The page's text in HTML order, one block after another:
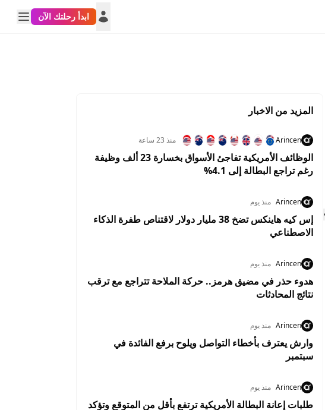
ابدأ رحلتك الآن
المزيد من الاخبار
Arincen منذ 23 ساعة
الوظائف الأمريكية تفاجئ الأسواق بخسارة 23 ألف وظيفة
رغم تراجع البطالة إلى 4.1%
Arincen منذ يوم
إس كيه هاينكس تضخ 38 مليار دولار لاقتناص طفرة الذكاء
الاصطناعي
Arincen منذ يوم
هدوء حذر في مضيق هرمز.. حركة الملاحة تتراجع مع ترقب
نتائج المحادثات
Arincen منذ يوم
وارش يعترف بأخطاء التواصل ويلوح برفع الفائدة في
سبتمبر
Arincen منذ يوم
طلبات إعانة البطالة الأمريكية ترتفع بأقل من المتوقع وتؤكد